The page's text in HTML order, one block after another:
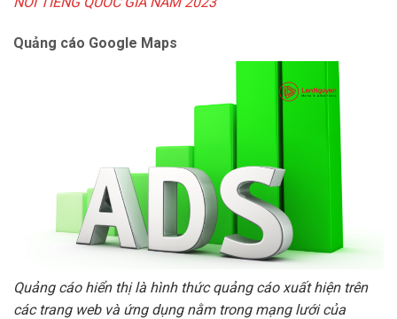
Quảng cáo Google Maps
Quảng cáo hiển thị là hình thức quảng cáo xuất hiện trên
các trang web và ứng dụng nằm trong mạng lưới của